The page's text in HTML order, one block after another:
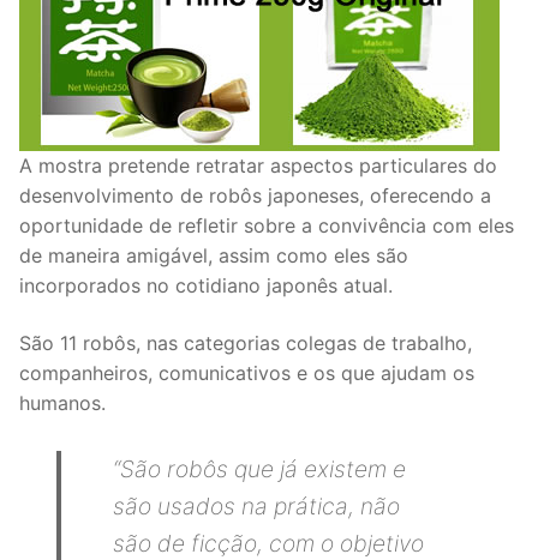
A mostra pretende retratar aspectos particulares do
desenvolvimento de robôs japoneses, oferecendo a
oportunidade de refletir sobre a convivência com eles
de maneira amigável, assim como eles são
incorporados no cotidiano japonês atual.
São 11 robôs, nas categorias colegas de trabalho,
companheiros, comunicativos e os que ajudam os
humanos.
“São robôs que já existem e
são usados na prática, não
são de ficção, com o objetivo